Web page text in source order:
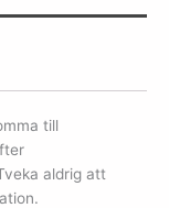
till
aldrig att